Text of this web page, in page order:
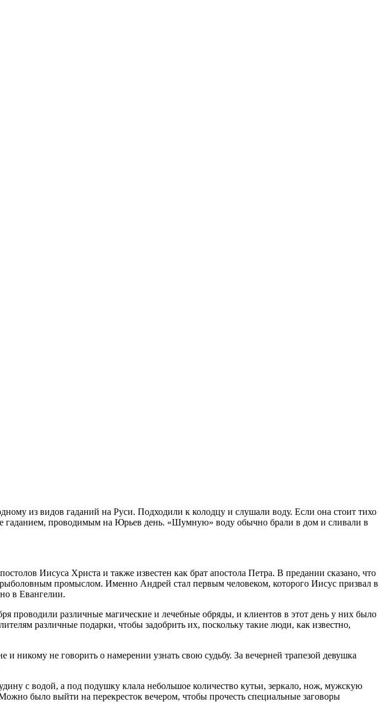
из видов гаданий на Руси. Подходили к колодцу и слушали воду. Если она стоит тихо
гаданием, проводимым на Юрьев день. «Шумную» воду обычно брали в дом и сливали в
Иисуса Христа и также известен как брат апостола Петра. В предании сказано, что
промыслом. Именно Андрей стал первым человеком, которого Иисус призвал в
в Евангелии.
проводили различные магические и лечебные обряды, и клиентов в этот день у них было
различные подарки, чтобы задобрить их, поскольку такие люди, как известно,
никому не говорить о намерении узнать свою судьбу. За вечерней трапезой девушка
с водой, а под подушку клала небольшое количество кутьи, зеркало, нож, мужскую
было выйти на перекресток вечером, чтобы прочесть специальные заговоры